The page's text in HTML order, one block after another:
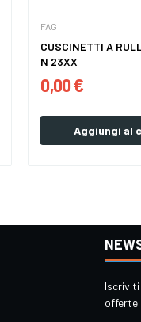
FAG
CUSCINETTI A
N 23XX
0,00 €
Aggiungi al
offerte!